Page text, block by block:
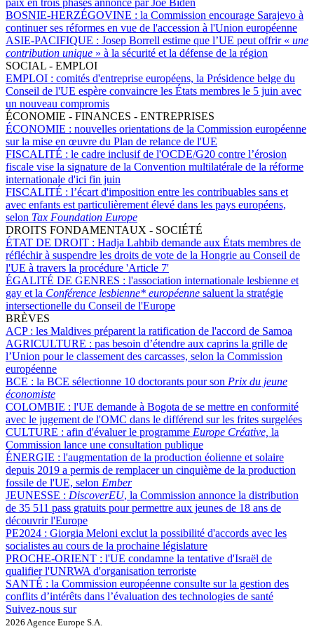
BOSNIE-HERZÉGOVINE : la Commission encourage Sarajevo à
continuer ses réformes en vue de l'accession à l'Union européenne
ASIE-PACIFIQUE : Josep Borrell estime que l’UE peut offrir « une
contribution unique » à la sécurité et la défense de la région
SOCIAL - EMPLOI
EMPLOI : comités d'entreprise européens, la Présidence belge du
Conseil de l'UE espère convaincre les États membres le 5 juin avec
un nouveau compromis
ÉCONOMIE - FINANCES - ENTREPRISES
ÉCONOMIE : nouvelles orientations de la Commission européenne
sur la mise en œuvre du Plan de relance de l'UE
FISCALITÉ : le cadre inclusif de l'OCDE/G20 contre l’érosion
fiscale vise la signature de la Convention multilatérale de la réforme
internationale d'ici fin juin
FISCALITÉ : l’écart d'imposition entre les contribuables sans et
avec enfants est particulièrement élevé dans les pays européens,
selon Tax Foundation Europe
DROITS FONDAMENTAUX - SOCIÉTÉ
ÉTAT DE DROIT : Hadja Lahbib demande aux États membres de
réfléchir à suspendre les droits de vote de la Hongrie au Conseil de
l'UE à travers la procédure 'Article 7'
ÉGALITÉ DE GENRES : l'association internationale lesbienne et
gay et la Conférence lesbienne* européenne saluent la stratégie
intersectionelle du Conseil de l'Europe
BRÈVES
ACP : les Maldives préparent la ratification de l'accord de Samoa
AGRICULTURE : pas besoin d’étendre aux caprins la grille de
l’Union pour le classement des carcasses, selon la Commission
européenne
BCE : la BCE sélectionne 10 doctorants pour son Prix du jeune
économiste
COLOMBIE : l'UE demande à Bogota de se mettre en conformité
avec le jugement de l'OMC dans le différend sur les frites surgelées
CULTURE : afin d'évaluer le programme Europe Créative, la
Commission lance une consultation publique
ÉNERGIE : l'augmentation de la production éolienne et solaire
depuis 2019 a permis de remplacer un cinquième de la production
fossile de l'UE, selon Ember
JEUNESSE : DiscoverEU, la Commission annonce la distribution
de 35 511 pass gratuits pour permettre aux jeunes de 18 ans de
découvrir l'Europe
PE2024 : Giorgia Meloni exclut la possibilité d'accords avec les
socialistes au cours de la prochaine législature
PROCHE-ORIENT : l'UE condamne la tentative d'Israël de
qualifier l'UNRWA d'organisation terroriste
SANTÉ : la Commission européenne consulte sur la gestion des
conflits d’intérêts dans l’évaluation des technologies de santé
Suivez-nous sur
2026 Agence Europe S.A.